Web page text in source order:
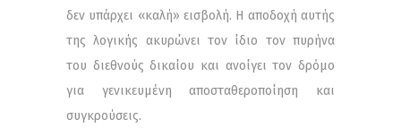
δεν υπάρχει «καλή» εισβολή. Η αποδοχή αυτής
της λογικής ακυρώνει τον ίδιο τον πυρήνα
του διεθνούς δικαίου και ανοίγει τον δρόμο
για γενικευμένη αποσταθεροποίηση και
συγκρούσεις.